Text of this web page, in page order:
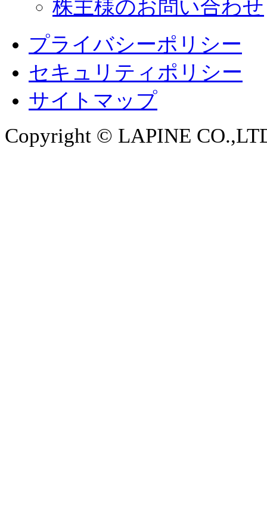
株主様のお問い合わせ
プライバシーポリシー
セキュリティポリシー
サイトマップ
Copyright © LAPINE